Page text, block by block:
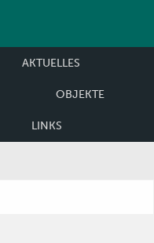
AKTUELLES
OBJEKTE
LINKS